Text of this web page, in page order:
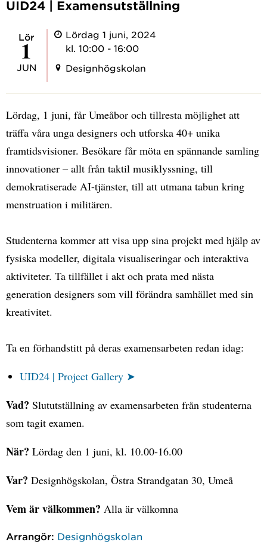
UID24 | Examensutställning
lör
1
JUN
Lördag 1 juni, 2024
kl. 10:00 - 16:00
Designhögskolan
Lördag, 1 juni, får Umeåbor och tillresta möjlighet att
träffa våra unga designers och utforska 40+ unika
framtidsvisioner. Besökare får möta en spännande samling
innovationer – allt från taktil musiklyssning, till
demokratiserade AI-tjänster, till att utmana tabun kring
menstruation i militären.
Studenterna kommer att visa upp sina projekt med hjälp av
fysiska modeller, digitala visualiseringar och interaktiva
aktiviteter. Ta tillfället i akt och prata med nästa
generation designers som vill förändra samhället med sin
kreativitet.
Ta en förhandstitt på deras examensarbeten redan idag:
UID24 | Project Gallery ➤
Vad? Slututställning av examensarbeten från studenterna
som tagit examen.
När? Lördag den 1 juni, kl. 10.00-16.00
Var? Designhögskolan, Östra Strandgatan 30, Umeå
Vem är välkommen? Alla är välkomna
Arrangör: Designhögskolan